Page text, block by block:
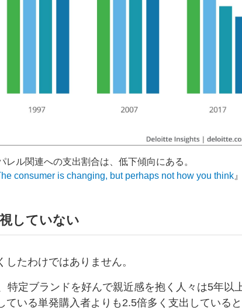
レル関連への支出割合は、低下傾向にある。
consumer is changing, but perhaps not how you think 』
していない
たわけではありません。
特定ブランドを好んで親近感を抱く人々は5年以
いる単発購入者よりも2.5倍多く支出している